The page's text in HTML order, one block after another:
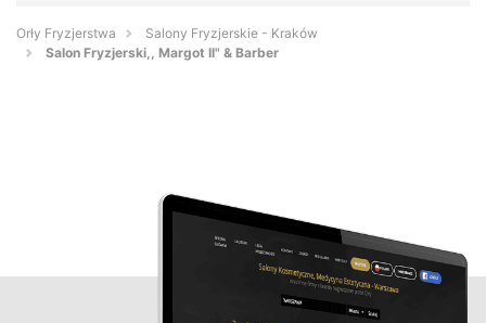
Orły Fryzjerstwa
Salony Fryzjerskie - Kraków
Salon Fryzjerski,, Margot Il" & Barber